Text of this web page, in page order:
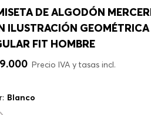
DE ALGODÓN
ILUSTRACIÓN
FIT HOMBRE
.000 Precio IVA y tasas incl.
Blanco